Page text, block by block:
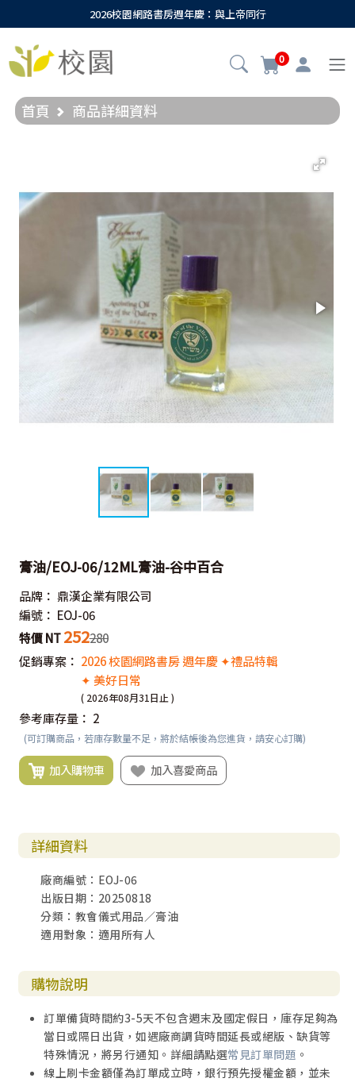
2026校園網路書房週年慶：與上帝同行
0
首頁 商品詳細資料
膏油/EOJ-06/12ML膏油-谷中百合
品牌： 鼎漢企業有限公司
編號： EOJ-06
特價 NT 252280
促銷專案： 2026 校園網路書房 週年慶 ✦禮品特輯
✦ 美好日常
( 2026年08月31日止 )
參考庫存量： 2
(可訂購商品，若庫存數量不足，將於結帳後為您進貨，請安心訂購)
加入購物車 加入喜愛商品
詳細資料
廠商編號：EOJ-06
出版日期：20250818
分類：教會儀式用品／膏油
適用對象：適用所有人
購物說明
訂單備貨時間約3-5天不包含週末及國定假日，庫存足夠為
當日或隔日出貨，如遇廠商調貨時間延長或絕版、缺貨等
特殊情況，將另行通知。詳細請點選常見訂單問題 。
線上刷卡金額僅為訂單成立時，銀行預先授權金額，並未